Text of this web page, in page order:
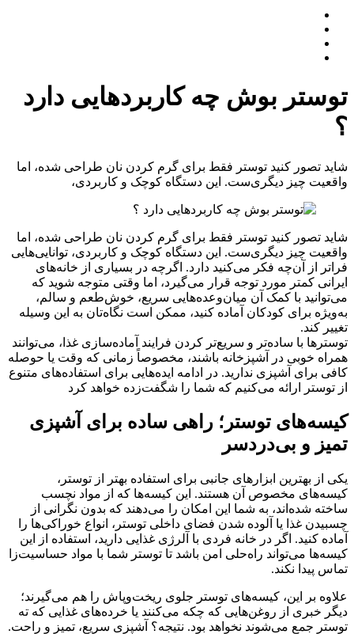
توستر بوش چه کاربردهایی دارد
؟
شاید تصور کنید توستر فقط برای گرم کردن نان طراحی شده، اما
واقعیت چیز دیگری‌ست. این دستگاه کوچک و کاربردی،
شاید تصور کنید توستر فقط برای گرم کردن نان طراحی شده، اما
واقعیت چیز دیگری‌ست. این دستگاه کوچک و کاربردی، توانایی‌هایی
فراتر از آن‌چه فکر می‌کنید دارد. اگرچه در بسیاری از خانه‌های
ایرانی کمتر مورد توجه قرار می‌گیرد، اما وقتی متوجه شوید که
می‌توانید با کمک آن میان‌وعده‌هایی سریع، خوش‌طعم و سالم،
به‌ویژه برای کودکان آماده کنید، ممکن است نگاه‌تان به این وسیله
تغییر کند.
توسترها با ساده‌تر و سریع‌تر کردن فرایند آماده‌سازی غذا، می‌توانند
همراه خوبی در آشپزخانه باشند، مخصوصاً زمانی که وقت یا حوصله
کافی برای آشپزی ندارید. در ادامه ایده‌هایی برای استفاده‌های متنوع
از توستر ارائه می‌کنیم که شما را شگفت‌زده خواهد کرد
کیسه‌های توستر؛ راهی ساده برای آشپزی
تمیز و بی‌دردسر
یکی از بهترین ابزارهای جانبی برای استفاده بهتر از توستر،
کیسه‌های مخصوص آن هستند. این کیسه‌ها که از مواد نچسب
ساخته شده‌اند، به شما این امکان را می‌دهند که بدون نگرانی از
چسبیدن غذا یا آلوده شدن فضای داخلی توستر، انواع خوراکی‌ها را
آماده کنید. اگر در خانه فردی با آلرژی غذایی دارید، استفاده از این
کیسه‌ها می‌تواند راه‌حلی امن باشد تا توستر شما با مواد حساسیت‌زا
تماس پیدا نکند.
علاوه بر این، کیسه‌های توستر جلوی ریخت‌وپاش را هم می‌گیرند؛
دیگر خبری از روغن‌هایی که چکه می‌کنند یا خرده‌های غذایی که ته
توستر جمع می‌شوند نخواهد بود. نتیجه؟ آشپزی سریع، تمیز و راحت.